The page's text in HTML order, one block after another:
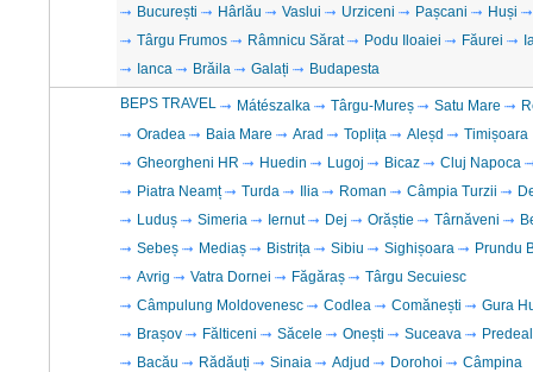
București Hârlău Vaslui Urziceni Pașcani
Huși
Târgu Frumos
Râmnicu Sărat Podu Iloaiei Făurei
Ianca
Brăila Galați Budapesta
BEPS TRAVEL Mátészalka Târgu-Mureș Satu Mare
Oradea
Baia Mare Arad Toplița Aleșd
Timișoara
Gheorgheni HR
Huedin Lugoj Bicaz
Cluj Napoca
Piatra Neamț
Turda Ilia Roman Câmpia Turzii
Luduș
Simeria Iernut Dej Orăștie Târnăveni
Sebeș
Mediaș Bistrița Sibiu Sighișoara
Prundu
Avrig
Vatra Dornei Făgăraș
Târgu Secuiesc
Câmpulung Moldovenesc
Codlea Comănești
Gura
Brașov
Fălticeni Săcele Onești Suceava
Predeal
Bacău
Rădăuți Sinaia Adjud Dorohoi
Câmpina